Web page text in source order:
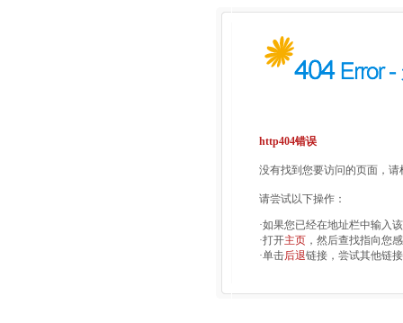
http404错误
没有找到您要访问的页面，
请尝试以下操作：
·如果您已经在地址栏中输入
·打开主页 ，然后查找指向您
·单击后退链接，尝试其他链